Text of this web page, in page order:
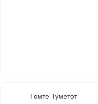
Томте Туметот